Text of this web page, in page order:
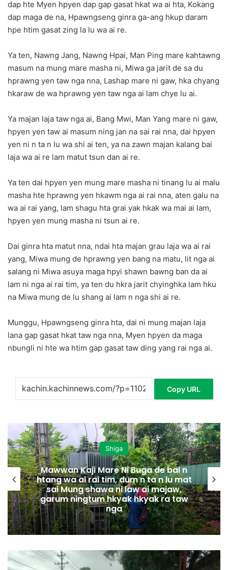
dap hte Myen hpyen dap gap gasat hkat wa ai hta, Kokang
dap maga de na, Hpawngseng ginra ga-ang hkup daram
hpe htim gasat zing la lu wa ai re.
Ya ten, Nawng Jang, Nawng Hpai, Man Ping mare kahtawng
masum na mung mare masha ni, Miwa ga jarit de sa du
hprawng yen taw nga nna, Lashap mare ni gaw, hka chyang
hkaraw de wa hprawng yen taw nga ai lam chye lu ai.
Ya majan laja taw nga ai, Bang Mwi, Man Yang mare ni gaw,
hpyen yen taw ai masum ning jan na sai rai nna, dai hpyen
yen ni n ta n lu wa shi ai ten, ya na zawn majan kalang bai
laja wa ai re lam matut tsun dan ai re.
Ya ten dai hpyen yen mung mare masha ni tinang lu ai malu
masha hte hprawng yen hkawm nga ai rai nna, aten galu na
wa ai rai yang, lam shagu hta grai yak hkak wa mai ai lam,
hpyen yen mung masha ni tsun ai re.
Dai ginra hta matut nna, ndai hta majan grau laja wa ai rai
yang, Miwa mung de hprawng yen bang na matu, lit nga ai
salang ni Miwa asuya maga hpyi shawn bawng ban da ai
lam ni nga ai rai tim, ya ten du hkra jarit chyinghka lam hku
na Miwa mung de lu shang ai lam n nga shi ai re.
Munggu, Hpawngseng ginra hta, dai ni mung majan laja
lana gap gasat hkat taw nga nna, Myen hpyen da maga
nbungli ni hte wa htim gap gasat taw ding yang rai nga ai.
Copy URL
Shiga
Mawwan Kaji Mare Ni Buga de bai n
htang wa ai rai tim, dum n ta n lu mat
sai Mung shawa ni law ai majaw,
garum ningtum hkyak hkyak ra taw
nga
y